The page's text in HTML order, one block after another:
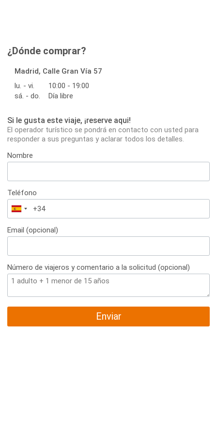
¿Dónde comprar?
Madrid, Calle Gran Vía 57
lu. - vi.
10:00 - 19:00
sá. - do.
Día libre
Si le gusta este viaje, ¡reserve aqui!
El operador turístico se pondrá en contacto con usted para
responder a sus preguntas y aclarar todos los detalles.
Nombre
Teléfono
España
+34
Email (opcional)
Número de viajeros y comentario a la solicitud (opcional)
Enviar